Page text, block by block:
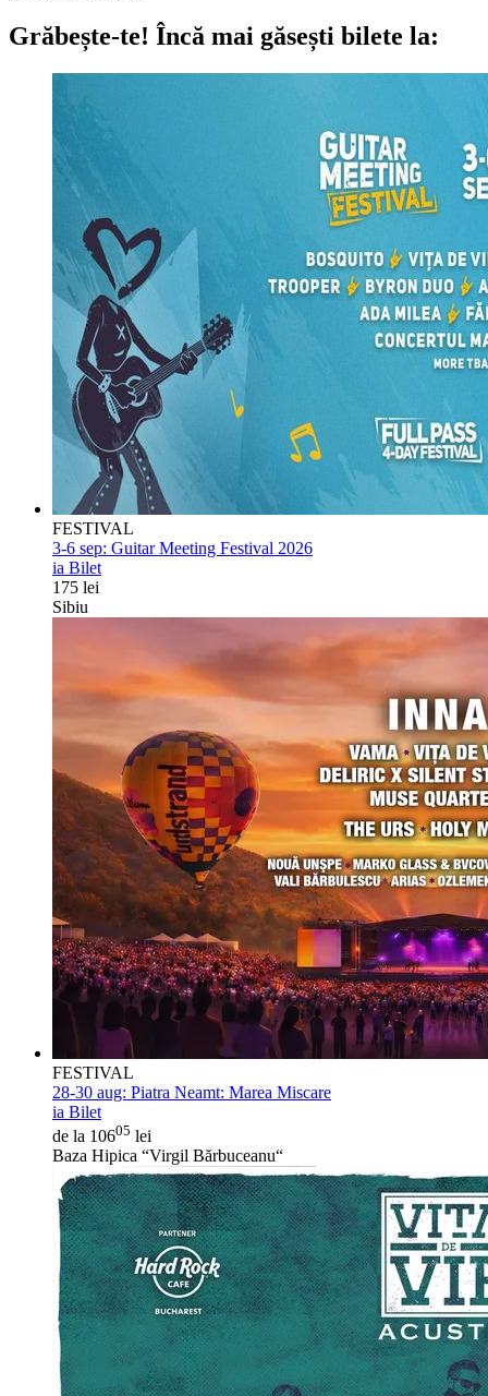
Grăbește-te! Încă mai găsești bilete la:
FESTIVAL
3-6 sep: Guitar Meeting Festival 2026
ia Bilet
175 lei
Sibiu
FESTIVAL
28-30 aug: Piatra Neamt: Marea Miscare
ia Bilet
de la 10605 lei
Baza Hipica “Virgil Bărbuceanu“